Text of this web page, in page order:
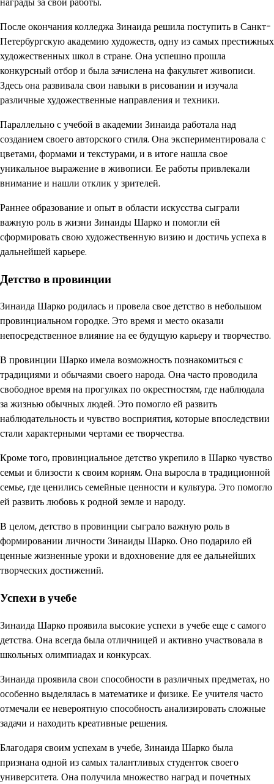
После окончания колледжа Зинаида решила поступить в Санкт-
Петербургскую академию художеств, одну из самых престижных
художественных школ в стране. Она успешно прошла
конкурсный отбор и была зачислена на факультет живописи.
Здесь она развивала свои навыки в рисовании и изучала
различные художественные направления и техники.
Параллельно с учебой в академии Зинаида работала над
созданием своего авторского стиля. Она экспериментировала с
цветами, формами и текстурами, и в итоге нашла свое
уникальное выражение в живописи. Ее работы привлекали
внимание и нашли отклик у зрителей.
Раннее образование и опыт в области искусства сыграли
важную роль в жизни Зинаиды Шарко и помогли ей
сформировать свою художественную визию и достичь успеха в
дальнейшей карьере.
Детство в провинции
Зинаида Шарко родилась и провела свое детство в небольшом
провинциальном городке. Это время и место оказали
непосредственное влияние на ее будущую карьеру и творчество.
В провинции Шарко имела возможность познакомиться с
традициями и обычаями своего народа. Она часто проводила
свободное время на прогулках по окрестностям, где наблюдала
за жизнью обычных людей. Это помогло ей развить
наблюдательность и чувство восприятия, которые впоследствии
стали характерными чертами ее творчества.
Кроме того, провинциальное детство укрепило в Шарко чувство
семьи и близости к своим корням. Она выросла в традиционной
семье, где ценились семейные ценности и культура. Это помогло
ей развить любовь к родной земле и народу.
В целом, детство в провинции сыграло важную роль в
формировании личности Зинаиды Шарко. Оно подарило ей
ценные жизненные уроки и вдохновение для ее дальнейших
творческих достижений.
Успехи в учебе
Зинаида Шарко проявила высокие успехи в учебе еще с самого
детства. Она всегда была отличницей и активно участвовала в
школьных олимпиадах и конкурсах.
Зинаида проявила свои способности в различных предметах, но
особенно выделялась в математике и физике. Ее учителя часто
отмечали ее невероятную способность анализировать сложные
задачи и находить креативные решения.
Благодаря своим успехам в учебе, Зинаида Шарко была
признана одной из самых талантливых студенток своего
университета. Она получила множество наград и почетных